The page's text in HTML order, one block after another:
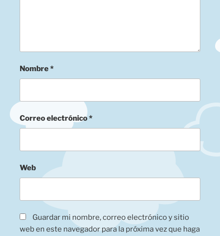
Nombre*
Correo electrónico*
Web
Guardar mi nombre, correo electrónico y sitio
web en este navegador para la próxima vez que haga